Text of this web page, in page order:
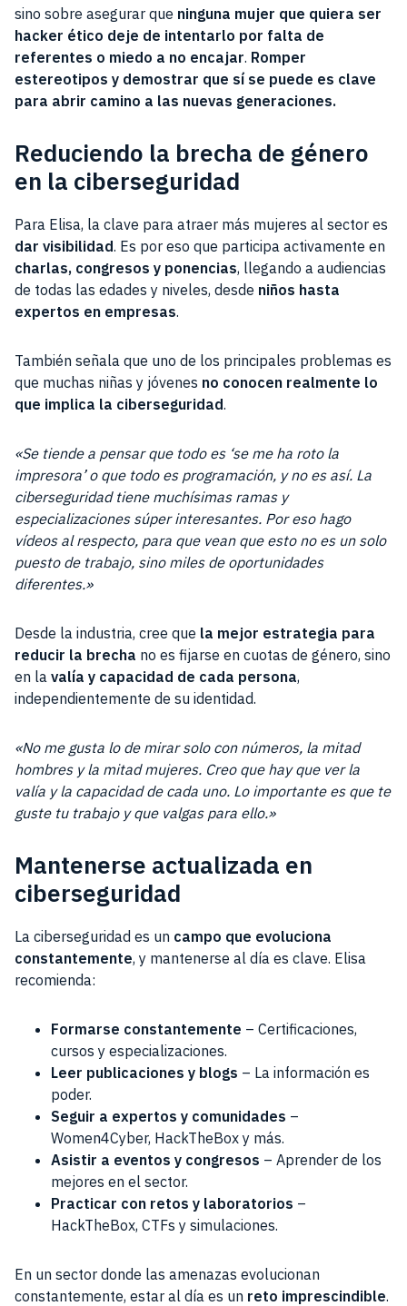
sino sobre asegurar que ninguna mujer que quiera ser
hacker ético deje de intentarlo por falta de
referentes o miedo a no encajar. Romper
estereotipos y demostrar que sí se puede es clave
para abrir camino a las nuevas generaciones.
Reduciendo la brecha de género
en la ciberseguridad
Para Elisa, la clave para atraer más mujeres al sector es
dar visibilidad. Es por eso que participa activamente en
charlas, congresos y ponencias, llegando a audiencias
de todas las edades y niveles, desde niños hasta
expertos en empresas.
También señala que uno de los principales problemas es
que muchas niñas y jóvenes no conocen realmente lo
que implica la ciberseguridad.
«Se tiende a pensar que todo es ‘se me ha roto la
impresora’ o que todo es programación, y no es así. La
ciberseguridad tiene muchísimas ramas y
especializaciones súper interesantes. Por eso hago
vídeos al respecto, para que vean que esto no es un solo
puesto de trabajo, sino miles de oportunidades
diferentes.»
Desde la industria, cree que la mejor estrategia para
reducir la brecha no es fijarse en cuotas de género, sino
en la valía y capacidad de cada persona,
independientemente de su identidad.
«No me gusta lo de mirar solo con números, la mitad
hombres y la mitad mujeres. Creo que hay que ver la
valía y la capacidad de cada uno. Lo importante es que te
guste tu trabajo y que valgas para ello.»
Mantenerse actualizada en
ciberseguridad
La ciberseguridad es un campo que evoluciona
constantemente, y mantenerse al día es clave. Elisa
recomienda:
Formarse constantemente – Certificaciones,
cursos y especializaciones.
Leer publicaciones y blogs – La información es
poder.
Seguir a expertos y comunidades –
Women4Cyber, HackTheBox y más.
Asistir a eventos y congresos – Aprender de los
mejores en el sector.
Practicar con retos y laboratorios –
HackTheBox, CTFs y simulaciones.
En un sector donde las amenazas evolucionan
constantemente, estar al día es un reto imprescindible.